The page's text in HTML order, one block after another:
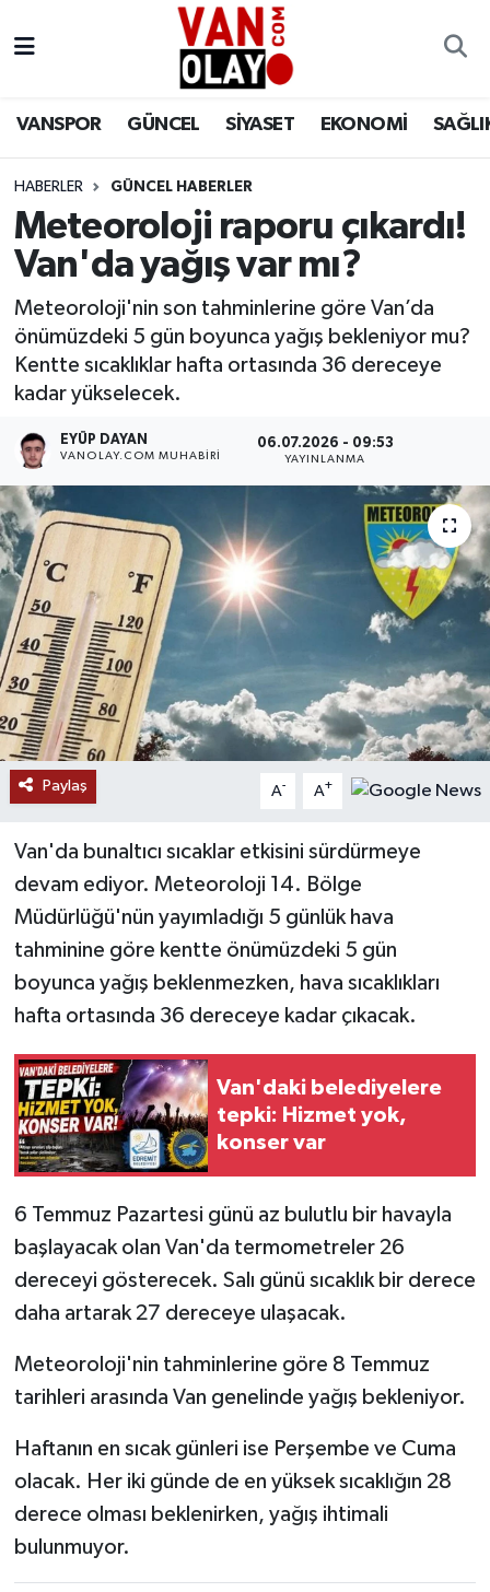
VANSPOR GÜNCEL SİYASET EKONOMİ
HABERLER GÜNCEL HABERLER
Meteoroloji raporu çıkardı!
Van'da yağış var mı?
Meteoroloji'nin son tahminlerine göre Van’da
önümüzdeki 5 gün boyunca yağış bekleniyor mu?
Kentte sıcaklıklar hafta ortasında 36 dereceye
kadar yükselecek.
EYÜP DAYAN
VANOLAY.COM MUHABIRI
06.07.2026 - 09:53
YAYINLANMA
Paylaş A- A+
Van'da bunaltıcı sıcaklar etkisini sürdürmeye
devam ediyor. Meteoroloji 14. Bölge
Müdürlüğü'nün yayımladığı 5 günlük hava
tahminine göre kentte önümüzdeki 5 gün
boyunca yağış beklenmezken, hava sıcaklıkları
hafta ortasında 36 dereceye kadar çıkacak.
Van'daki belediyelere
tepki: Hizmet yok,
konser var
6 Temmuz Pazartesi günü az bulutlu bir havayla
başlayacak olan Van'da termometreler 26
dereceyi gösterecek. Salı günü sıcaklık bir derece
daha artarak 27 dereceye ulaşacak.
Meteoroloji'nin tahminlerine göre 8 Temmuz
tarihleri arasında Van genelinde yağış bekleniyor.
Haftanın en sıcak günleri ise Perşembe ve Cuma
olacak. Her iki günde de en yüksek sıcaklığın 28
derece olması beklenirken, yağış ihtimali
bulunmuyor.
Siyaset
Ekonomi
Sağlık
Eğitim
RESMİ İLANLAR
Van Nöbetçi Eczaneler
Van Namaz Vakitleri
Van Trafik Yoğunluk Haritası
Süper Lig Puan Durumu ve Fikstür
Tüm Manşetler